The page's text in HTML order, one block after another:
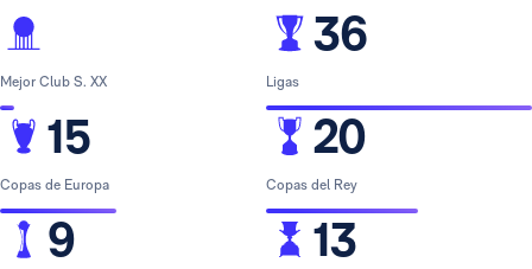
Mejor Club S. XX
15
Copas de Europa
9
36
Ligas
20
Copas del Rey
13